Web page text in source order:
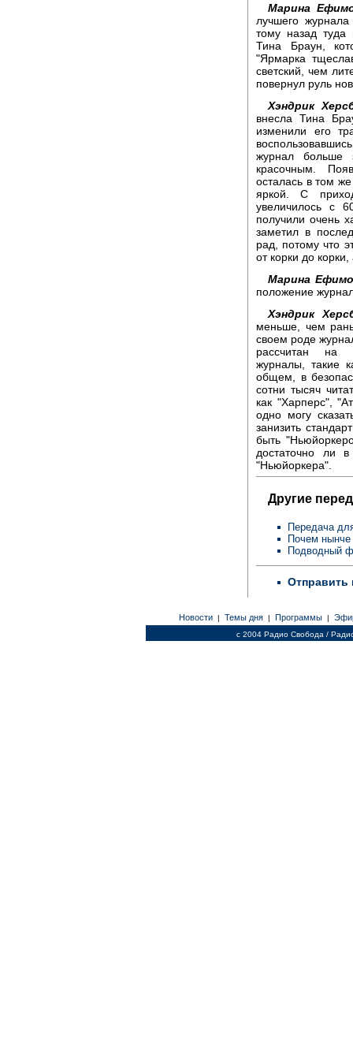
Марина
лучшего
тому назад туда
Тина Браун,
"Ярмарка
светский, чем
повернул руль
Хэндрик
внесла Тина
изменили его
журнал больше
красочным.
осталась в том
яркой. С
увеличилось с
получили очень
заметил в
рад, потому что
от корки до
Марина
положение
Хэндрик
меньше, чем
своем роде
рассчитан на
журналы, такие
общем, в
сотни тысяч
как "Харперс",
одно могу
занизить
быть
достаточно ли
"Ньюйоркера".
Другие
Передача
Почем нынче
Подводный
Отправить
Новости | Темы дня | Программы |
c 2004 Радио Свобода /